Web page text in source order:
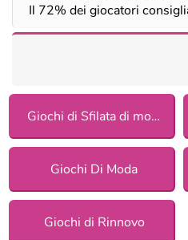
Il 72% dei giocatori
Giochi di Sfilata di moda accessori
Giochi Di Moda
Giochi di Rinnovo